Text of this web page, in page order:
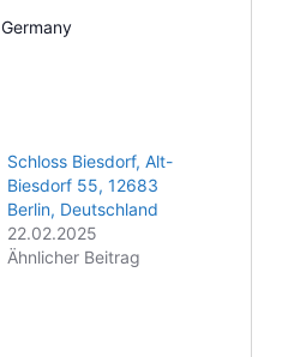
Germany
Schloss Biesdorf, Alt-
Biesdorf 55, 12683
Berlin, Deutschland
22.02.2025
Ähnlicher Beitrag